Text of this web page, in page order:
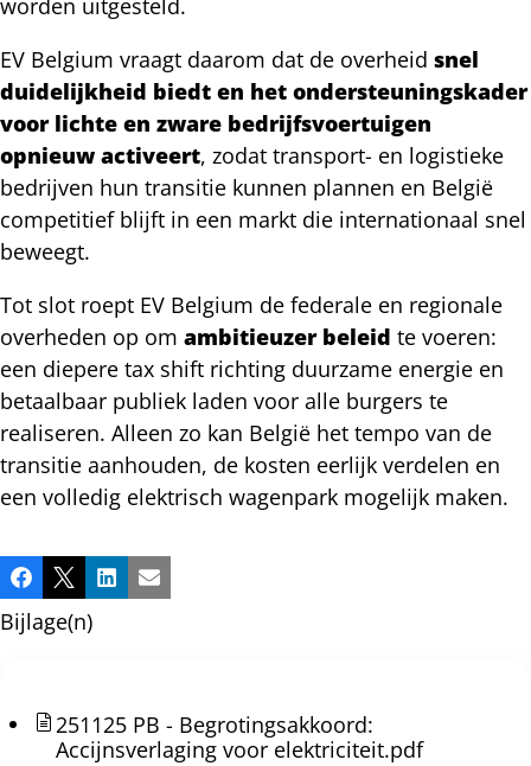
worden uitgesteld.
EV Belgium vraagt daarom dat de overheid snel
duidelijkheid biedt en het ondersteuningskader
voor lichte en zware bedrijfsvoertuigen
opnieuw activeert, zodat transport- en logistieke
bedrijven hun transitie kunnen plannen en België
competitief blijft in een markt die internationaal snel
beweegt.
Tot slot roept EV Belgium de federale en regionale
overheden op om ambitieuzer beleid te voeren:
een diepere tax shift richting duurzame energie en
betaalbaar publiek laden voor alle burgers te
realiseren. Alleen zo kan België het tempo van de
transitie aanhouden, de kosten eerlijk verdelen en
een volledig elektrisch wagenpark mogelijk maken.
Deel
dit
bericht
Facebook
X LinkedInE-mail
Bijlage(n)
251125 PB - Begrotingsakkoord:
Accijnsverlaging voor elektriciteit.pdf